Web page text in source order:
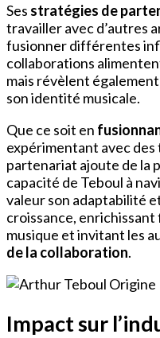
Ses stratégies de
travailler avec d’autres
fusionner différentes
collaborations
mais révèlent
son identité musicale.
Que ce soit en
expérimentant avec
partenariat ajoute de la
capacité de Teboul à
valeur son adaptabilité
croissance, enrichissant
musique et invitant les
de la collaboration.
Impact sur